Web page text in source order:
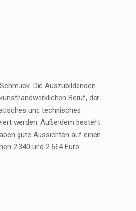
Die Auszubildenden
Beruf, der
und technisches
werden. Außerdem besteht
gute Aussichten auf einen
2.340 und 2.664 Euro.